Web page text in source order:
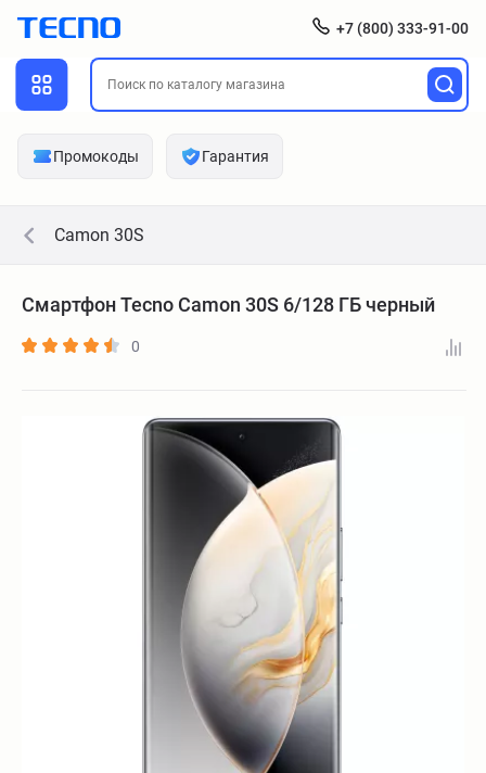
+7 (800) 333-91-00
Промокоды Гарантия
Camon 30S
Смартфон Tecno Camon 30S 6/128 ГБ черный
0